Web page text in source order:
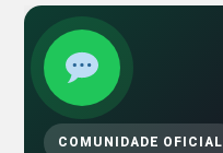
COMUNIDADE OFICIAL